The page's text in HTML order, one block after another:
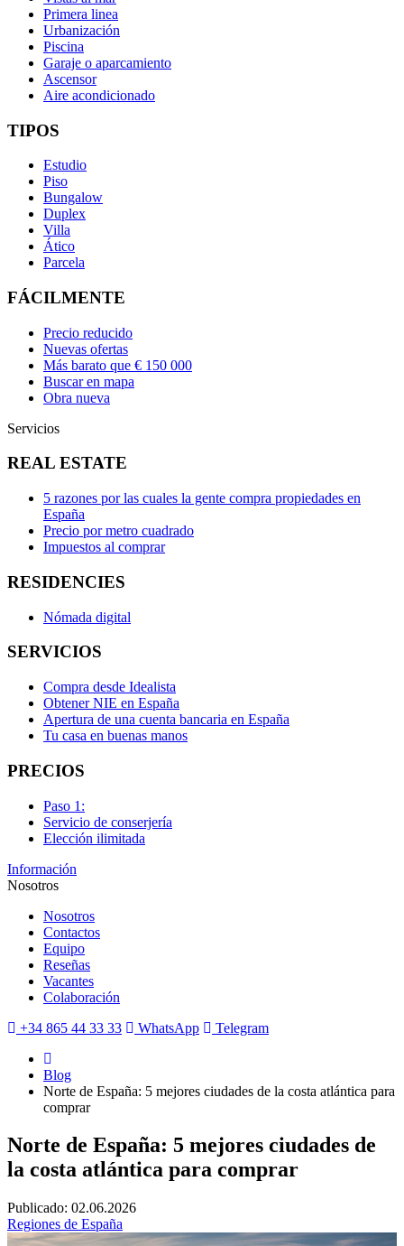
Primera linea
Urbanización
Piscina
Garaje o aparcamiento
Ascensor
Aire acondicionado
TIPOS
Estudio
Piso
Bungalow
Duplex
Villa
Ático
Parcela
FÁCILMENTE
Precio reducido
Nuevas ofertas
Más barato que € 150 000
Buscar en mapa
Obra nueva
Servicios
REAL ESTATE
5 razones por las cuales la gente compra propiedades en
España
Precio por metro cuadrado
Impuestos al comprar
RESIDENCIES
Nómada digital
SERVICIOS
Compra desde Idealista
Obtener NIE en España
Apertura de una cuenta bancaria en España
Tu casa en buenas manos
PRECIOS
Paso 1:
Servicio de conserjería
Elección ilimitada
Información
Nosotros
Nosotros
Contactos
Equipo
Reseñas
Vacantes
Colaboración
+34 865 44 33 33
WhatsApp Telegram
Blog
Norte de España: 5 mejores ciudades de la costa atlántica para
comprar
Norte de España: 5 mejores ciudades de
la costa atlántica para comprar
Publicado: 02.06.2026
Regiones de España